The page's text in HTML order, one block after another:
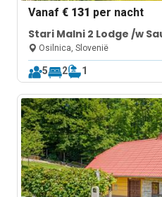
Vanaf€ 131 per nacht
Stari Malni 2 Lodge /w
Osilnica, Slovenië
5 2 1